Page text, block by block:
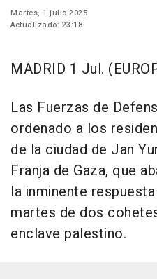
Martes, 1 julio 2025
Actualizado: 23:18
MADRID 1 Jul.
Las Fuerzas de
ordenado a los
de la ciudad de Jan
Franja de Gaza, que
la inminente
martes de dos
enclave palestino.